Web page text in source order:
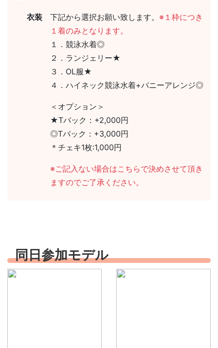
衣装 下記から選択お願い致します。 ※１枠につき
１着のみとなります。
１．競泳水着◎
２．ランジェリー★
３．OL服★
４．ハイネック競泳水着+バニーアレンジ◎
＜オプション＞
★Tバック：+2,000円
◎Tバック：+3,000円
＊チェキ1枚:1,000円
※ご記入ない場合はこちらで決めさせて頂き
ますのでご了承ください。
同日参加モデル